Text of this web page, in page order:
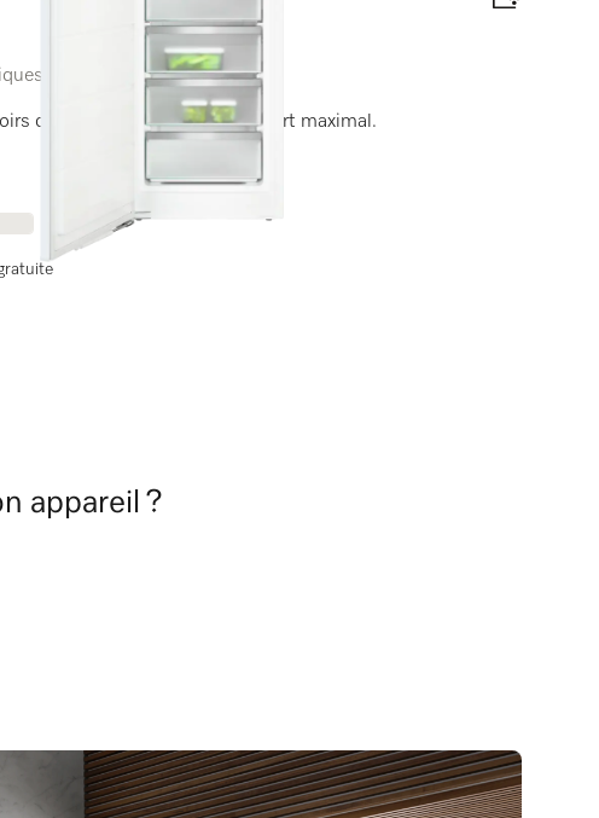
de congélation pour un confort maximal.
énergétique
appareil ?